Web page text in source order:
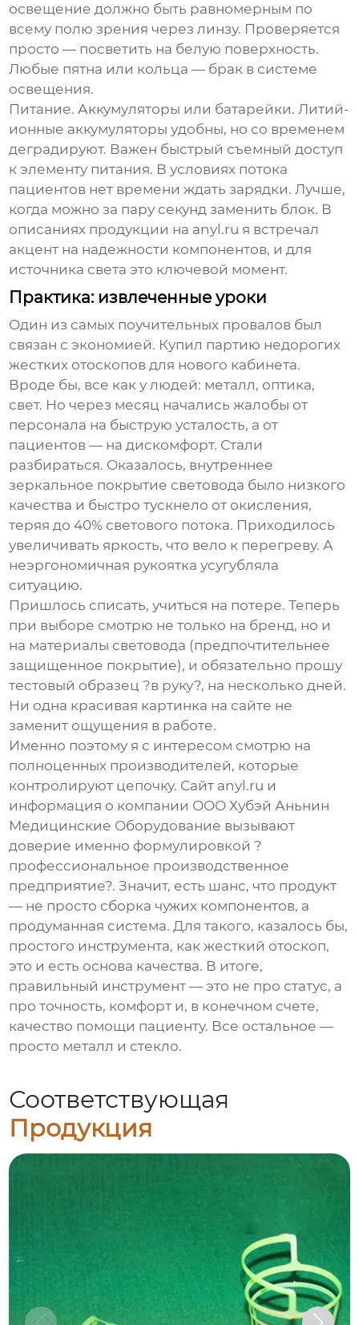
освещение должно быть равномерным по
всему полю зрения через линзу. Проверяется
просто — посветить на белую поверхность.
Любые пятна или кольца — брак в системе
освещения.
Питание. Аккумуляторы или батарейки. Литий-
ионные аккумуляторы удобны, но со временем
деградируют. Важен быстрый съемный доступ
к элементу питания. В условиях потока
пациентов нет времени ждать зарядки. Лучше,
когда можно за пару секунд заменить блок. В
описаниях продукции на anyl.ru я встречал
акцент на надежности компонентов, и для
источника света это ключевой момент.
Практика: извлеченные уроки
Один из самых поучительных провалов был
связан с экономией. Купил партию недорогих
жестких отоскопов для нового кабинета.
Вроде бы, все как у людей: металл, оптика,
свет. Но через месяц начались жалобы от
персонала на быструю усталость, а от
пациентов — на дискомфорт. Стали
разбираться. Оказалось, внутреннее
зеркальное покрытие световода было низкого
качества и быстро тускнело от окисления,
теряя до 40% светового потока. Приходилось
увеличивать яркость, что вело к перегреву. А
неэргономичная рукоятка усугубляла
ситуацию.
Пришлось списать, учиться на потере. Теперь
при выборе смотрю не только на бренд, но и
на материалы световода (предпочтительнее
защищенное покрытие), и обязательно прошу
тестовый образец ?в руку?, на несколько дней.
Ни одна красивая картинка на сайте не
заменит ощущения в работе.
Именно поэтому я с интересом смотрю на
полноценных производителей, которые
контролируют цепочку. Сайт anyl.ru и
информация о компании ООО Хубэй Аньнин
Медицинские Оборудование вызывают
доверие именно формулировкой ?
профессиональное производственное
предприятие?. Значит, есть шанс, что продукт
— не просто сборка чужих компонентов, а
продуманная система. Для такого, казалось бы,
простого инструмента, какжесткий отоскоп,
это и есть основа качества. В итоге,
правильный инструмент — это не про статус, а
про точность, комфорт и, в конечном счете,
качество помощи пациенту. Все остальное —
просто металл и стекло.
Соответствующая
Продукция